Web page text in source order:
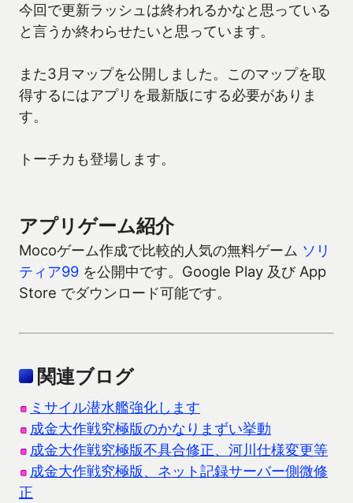
今回で更新ラッシュは終われるかなと思っている
と言うか終わらせたいと思っています。
また3月マップを公開しました。このマップを取
得するにはアプリを最新版にする必要がありま
す。
トーチカも登場します。
アプリゲーム紹介
Mocoゲーム作成で比較的人気の無料ゲーム ソリ
ティア99 を公開中です。Google Play 及び App
Store でダウンロード可能です。
関連ブログ
ミサイル潜水艦強化します
成金大作戦究極版のかなりまずい挙動
成金大作戦究極版不具合修正、河川仕様変更等
成金大作戦究極版、ネット記録サーバー側微修
正